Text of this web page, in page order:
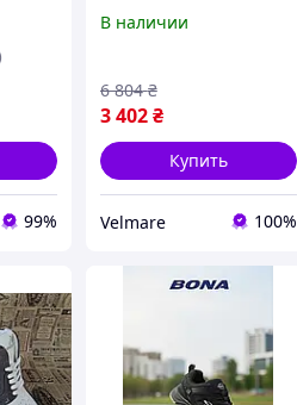
99%
текстильные с
Легкие весенне-летние
кроссовки Nike
В наличии
3 402 ₴
6 804 ₴
Купить
Velmare 100%